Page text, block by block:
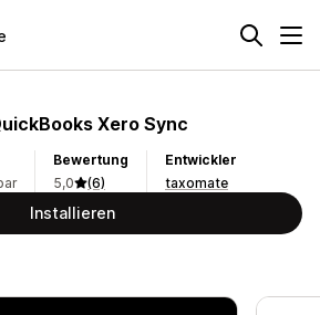
Xero Sync
Bewertung
5,0
(6)
Entwickler
taxomate
Installieren